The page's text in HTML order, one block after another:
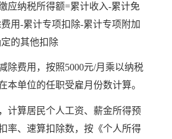
纳税所得额=累计收入-累计免
用-累计专项扣除-累计专项附加
的其他扣除
费用，按照5000元/月乘以纳税
本单位的任职受雇月份数计算。
算居民个人工资、薪金所得预
率、速算扣除数，按《个人所得